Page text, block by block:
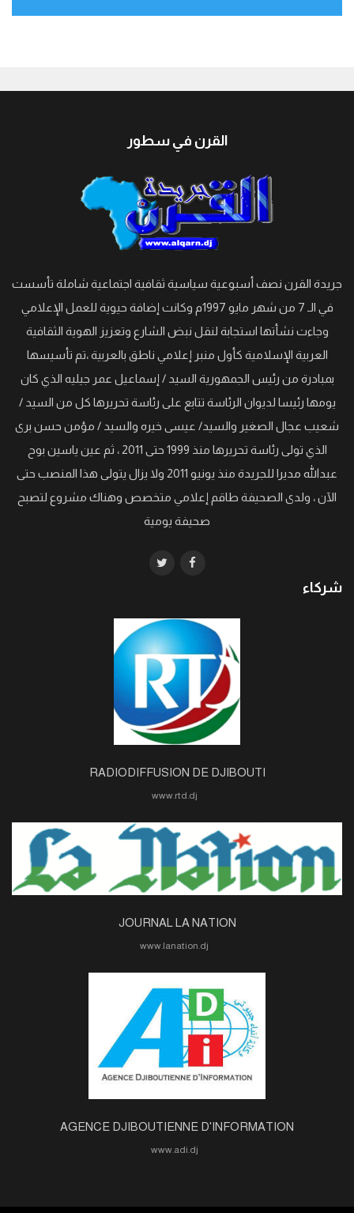
القرن في سطور
جريدة القرن نصف أسبوعية سياسية ثقافية اجتماعية شاملة تأسست
في الـ 7 من شهر مايو 1997م وكانت إضافة حيوية للعمل الإعلامي
وجاءت نشأتها استجابة لنقل نبض الشارع وتعزيز الهوية الثقافية
العربية الإسلامية كأول منبر إعلامي ناطق بالعربية ،تم تأسيسها
بمبادرة من رئيس الجمهورية السيد / إسماعيل عمر جيليه الذي كان
يومها رئيسا لديوان الرئاسة تتابع على رئاسة تحريرها كل من السيد /
شعيب عجال الصغير والسيد/ عيسى خيره والسيد / مؤمن حسن برى
الذي تولى رئاسة تحريرها منذ 1999 حتى 2011 ، ثم عين ياسين بوح
عبدالله مديرا للجريدة منذ يونيو 2011 ولا يزال يتولى هذا المنصب حتى
الآن ، ولدى الصحيفة طاقم إعلامي متخصص وهناك مشروع لتصبح
صحيفة يومية
شركاء
RADIODIFFUSION DE DJIBOUTI
JOURNAL LA NATION
AGENCE DJIBOUTIENNE D'INFORMATION